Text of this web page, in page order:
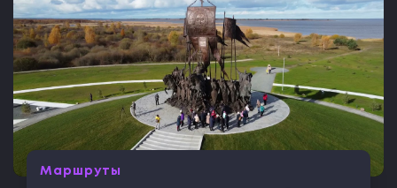
Маршруты